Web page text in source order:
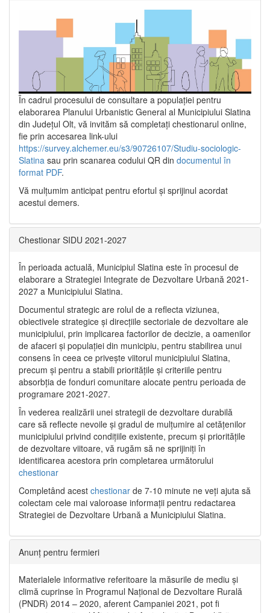
În cadrul procesului de consultare a populaţiei pentru
elaborarea Planului Urbanistic General al Municipiului Slatina
din Județul Olt, vă invităm să completați chestionarul online,
fie prin accesarea link-ului
https://survey.alchemer.eu/s3/90726107/Studiu-sociologic-
Slatina sau prin scanarea codului QR din documentul în
format PDF.
Vă mulţumim anticipat pentru efortul şi sprijinul acordat
acestui demers.
Chestionar SIDU 2021-2027
În perioada actuală, Municipiul Slatina este în procesul de
elaborare a Strategiei Integrate de Dezvoltare Urbană 2021‐
2027 a Municipiului Slatina.
Documentul strategic are rolul de a reflecta viziunea,
obiectivele strategice și direcțiile sectoriale de dezvoltare ale
municipiului, prin implicarea factorilor de decizie, a oamenilor
de afaceri și populației din municipiu, pentru stabilirea unui
consens în ceea ce privește viitorul municipiului Slatina,
precum și pentru a stabili prioritățile și criteriile pentru
absorbția de fonduri comunitare alocate pentru perioada de
programare 2021-2027.
În vederea realizării unei strategii de dezvoltare durabilă
care să reflecte nevoile și gradul de mulțumire al cetățenilor
municipiului privind condițiile existente, precum și prioritățile
de dezvoltare viitoare, vă rugăm să ne sprijiniți în
identificarea acestora prin completarea următorului
chestionar
Completând acest chestionar de 7-10 minute ne veți ajuta să
colectam cele mai valoroase informații pentru redactarea
Strategiei de Dezvoltare Urbană a Municipiului Slatina.
Anunț pentru fermieri
Materialele informative referitoare la măsurile de mediu și
climă cuprinse în Programul Național de Dezvoltare Rurală
(PNDR) 2014 – 2020, aferent Campaniei 2021, pot fi